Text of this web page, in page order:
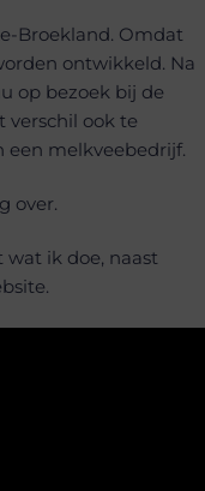
Broekland. Omdat
ontwikkeld. Na
op bezoek bij de
verschil ook te
een melkveebedrijf.
over.
wat ik doe, naast